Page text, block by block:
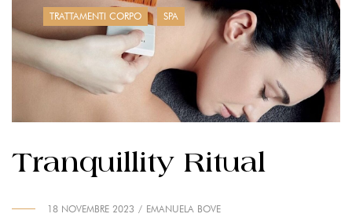
TRATTAMENTI CORPO SPA
Tranquillity Ritual
18 NOVEMBRE 2023 EMANUELA BOVE